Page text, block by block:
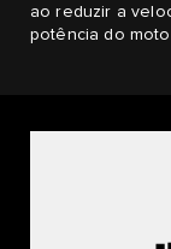
ao reduzir a
potência do